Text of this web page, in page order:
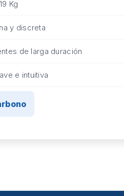
Kg
y discreta
de larga duración
e intuitiva